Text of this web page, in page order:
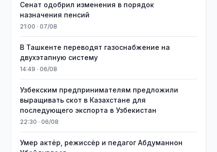
Сенат одобрил изменения в порядок
назначения пенсий
21:00 · 07/08
В Ташкенте переводят газоснабжение на
двухэтапную систему
14:49 · 06/08
Узбекским предпринимателям предложили
выращивать скот в Казахстане для
последующего экспорта в Узбекистан
22:30 · 06/08
Умер актёр, режиссёр и педагог Абдуманнон